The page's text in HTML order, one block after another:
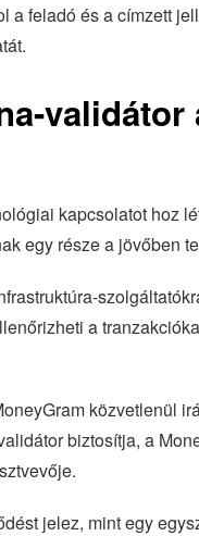
a feladó és a címzett
validátor
kapcsolatot hoz
egy része a jövőben
a
közvetlenül
biztosítja, a
jelez, mint egy